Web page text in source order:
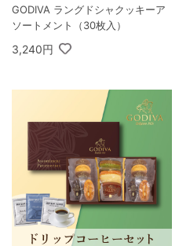
GODIVA ラングドシャクッキーア
ソートメント（30枚入）
3,240円